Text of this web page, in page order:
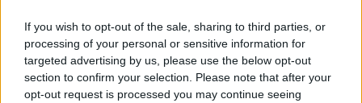
If you wish to opt-out of the sale, sharing to third parties, or
processing of your personal or sensitive information for
targeted advertising by us, please use the below opt-out
section to confirm your selection. Please note that after your
opt-out request is processed you may continue seeing